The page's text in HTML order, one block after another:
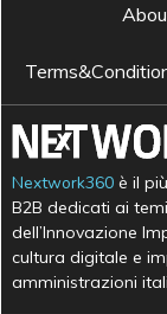
Nextwork360 è il
B2B dedicati ai
dell’Innovazione
cultura digitale e
amministrazioni